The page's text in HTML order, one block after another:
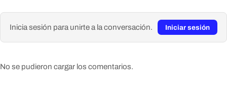
Inicia sesión para unirte a la conversación. Iniciar sesión
No se pudieron cargar los comentarios.